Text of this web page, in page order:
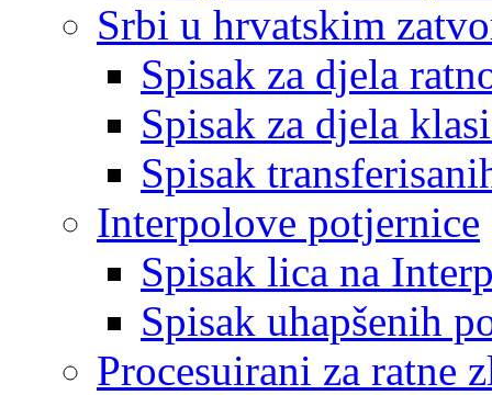
Srbi u hrvatskim
Spisak za djela
Spisak za djela
Spisak
Interpolove potjernice
Spisak lica na
Spisak uhapšenih
Procesuirani za ratne